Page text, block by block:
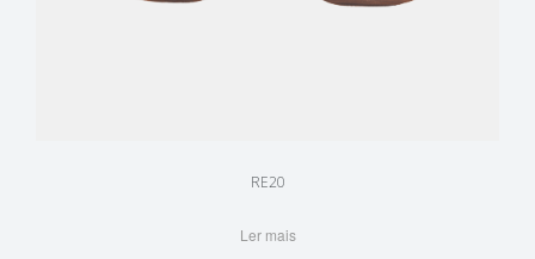
RE20
Ler mais